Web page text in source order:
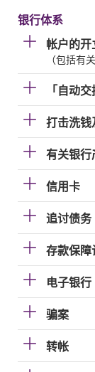
银行体系
帐户的开
（包括有
「自动
打击洗钱
有关银行
信用卡
追讨债务
存款保障
电子银行
骗案
转帐